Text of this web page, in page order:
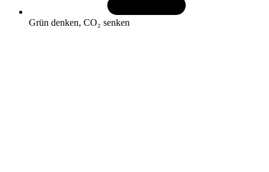
Grün denken, CO₂ senken